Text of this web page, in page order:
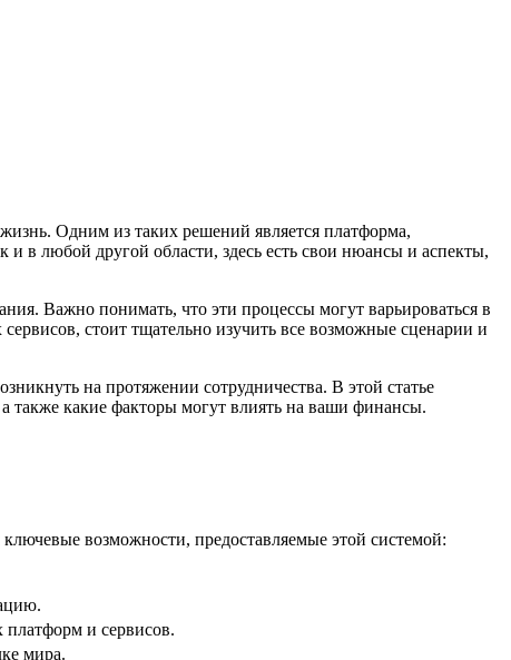
Одним из таких решений является платформа,
в любой другой области, здесь есть свои нюансы и аспекты,
Важно понимать, что эти процессы могут варьироваться в
стоит тщательно изучить все возможные сценарии и
на протяжении сотрудничества. В этой статье
также какие факторы могут влиять на ваши финансы.
возможности, предоставляемые этой системой:
платформ и сервисов.
мира.